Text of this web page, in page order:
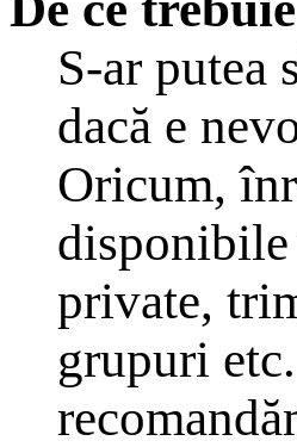
S-ar putea
dacă e
Oricum,
private,
grupuri